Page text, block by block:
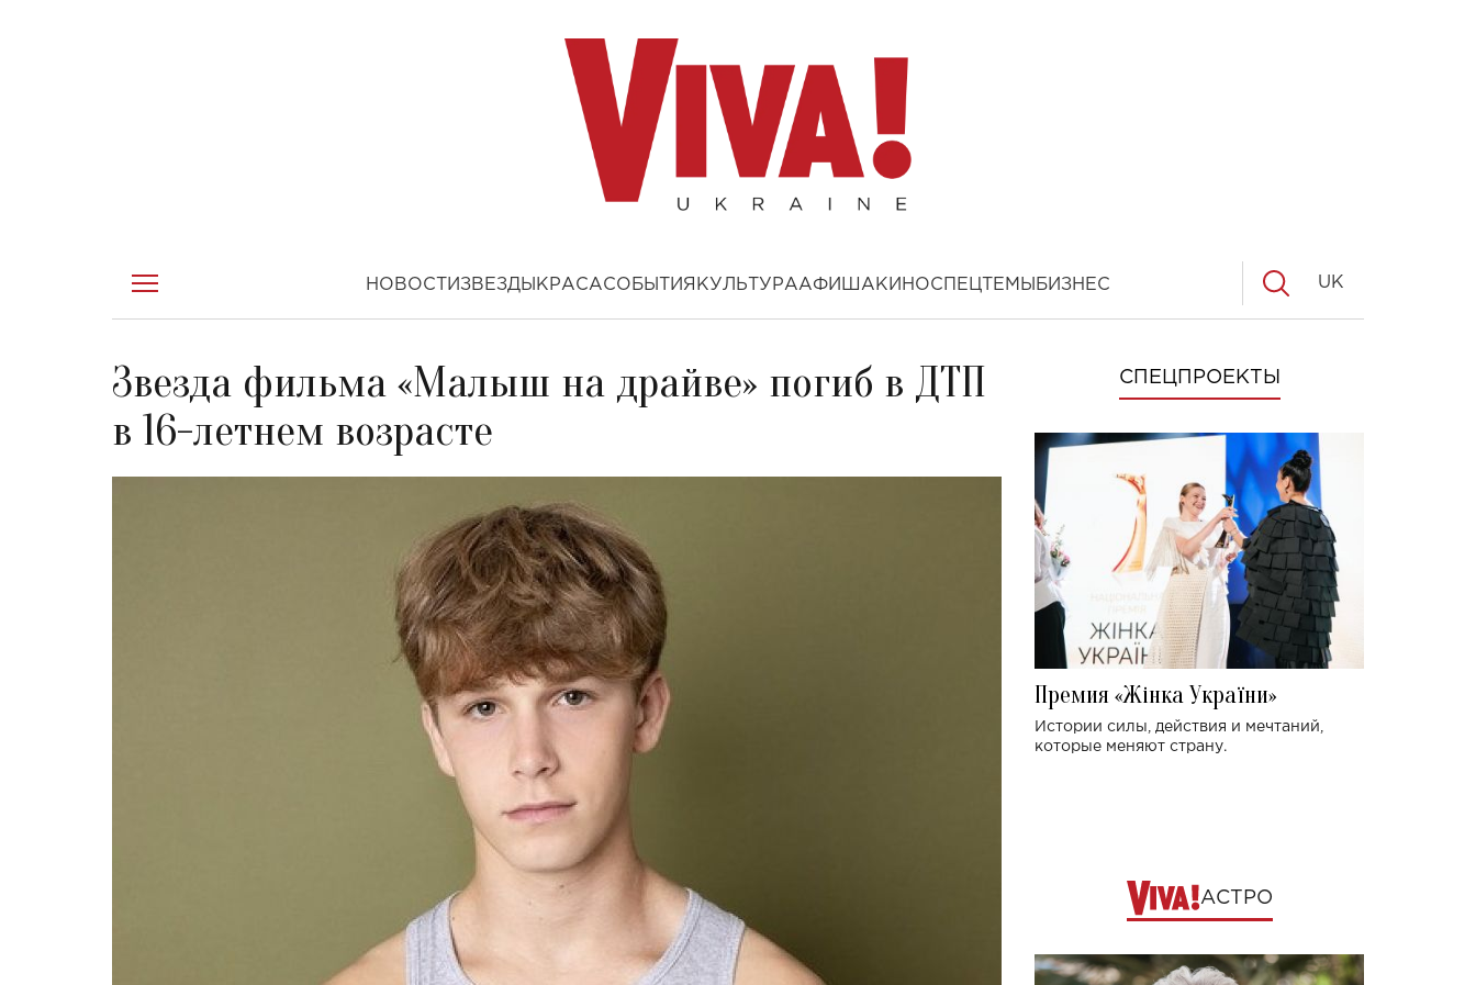
НОВОСТИ ЗВЕЗДЫ КРАСАСОБЫТИЯ КУЛЬТУРААФИША КИНОСПЕЦТЕМЫ БИЗНЕС UK
Звезда фильма «Малыш на драйве» погиб в ДТП
в 16-летнем возрасте
СПЕЦПРОЕКТЫ
Премия «Жінка України»
Истории силы, действия и мечтаний,
которые меняют страну.
АСТРО